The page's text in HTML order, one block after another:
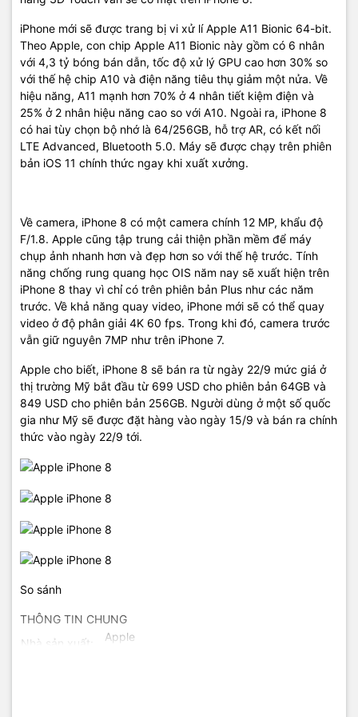
iPhone mới sẽ được trang bị vi xử lí Apple A11 Bionic 64-bit.
Theo Apple, con chip Apple A11 Bionic này gồm có 6 nhân
với 4,3 tỷ bóng bán dẫn, tốc độ xử lý GPU cao hơn 30% so
với thế hệ chip A10 và điện năng tiêu thụ giảm một nửa. Về
hiệu năng, A11 mạnh hơn 70% ở 4 nhân tiết kiệm điện và
25% ở 2 nhân hiệu năng cao so với A10. Ngoài ra, iPhone 8
có hai tùy chọn bộ nhớ là 64/256GB, hỗ trợ AR, có kết nối
LTE Advanced, Bluetooth 5.0. Máy sẽ được chạy trên phiên
bản iOS 11 chính thức ngay khi xuất xưởng.
Về camera, iPhone 8 có một camera chính 12 MP, khẩu độ
F/1.8. Apple cũng tập trung cải thiện phần mềm để máy
chụp ảnh nhanh hơn và đẹp hơn so với thế hệ trước. Tính
năng chống rung quang học OIS năm nay sẽ xuất hiện trên
iPhone 8 thay vì chỉ có trên phiên bản Plus như các năm
trước. Về khả năng quay video, iPhone mới sẽ có thể quay
video ở độ phân giải 4K 60 fps. Trong khi đó, camera trước
vẫn giữ nguyên 7MP như trên iPhone 7.
Apple cho biết, iPhone 8 sẽ bán ra từ ngày 22/9 mức giá ở
thị trường Mỹ bắt đầu từ 699 USD cho phiên bản 64GB và
849 USD cho phiên bản 256GB. Người dùng ở một số quốc
gia như Mỹ sẽ được đặt hàng vào ngày 15/9 và bán ra chính
thức vào ngày 22/9 tới.
So sánh
THÔNG TIN CHUNG
Nhà sản xuất:
Apple
KẾT NỐI
3G: 3G, 4G/LTE
Wi-fi: Wi-Fi 802.11 a/b/g/n/ac, dải tần kép
Bluetooth: Bluetooth 5.0
ĐA PHƯƠNG TIỆN
Định dạng
video hỗ
trợ:
m4v, .mp4,.mov, .avi
Định dạng
*.MOV
Định dạng
nhạc hỗ
trợ:
AAC (8 - 320 Kbps), Protected AAC (từ iTunes
Store), HE-AAC, MP3 (8 - 320 Kbps), MP3 VBR,
Audible (formats 2, 3, 4, Audible Enhanced Audio,
AAX, and AAX+), Apple Lossless, AIFF và WAV
Định dạng
ghi âm:
.m4a
CÁC TÍNH NĂNG KHÁC
Các cảm
Cảm biến vân tay, gia tốc, gyro, tiệm cận, la bàn và
Đèn LED
Không